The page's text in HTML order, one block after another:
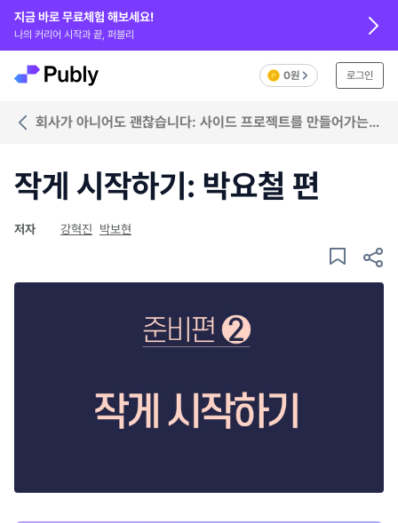
지금 바로 무료체험 해보세요!
나의 커리어 시작과 끝, 퍼블리
0원 로그인
회사가 아니어도 괜찮습니다: 사이드 프로젝트를 만들어가는
작게 시작하기: 박요철 편
저자 강혁진 박보현